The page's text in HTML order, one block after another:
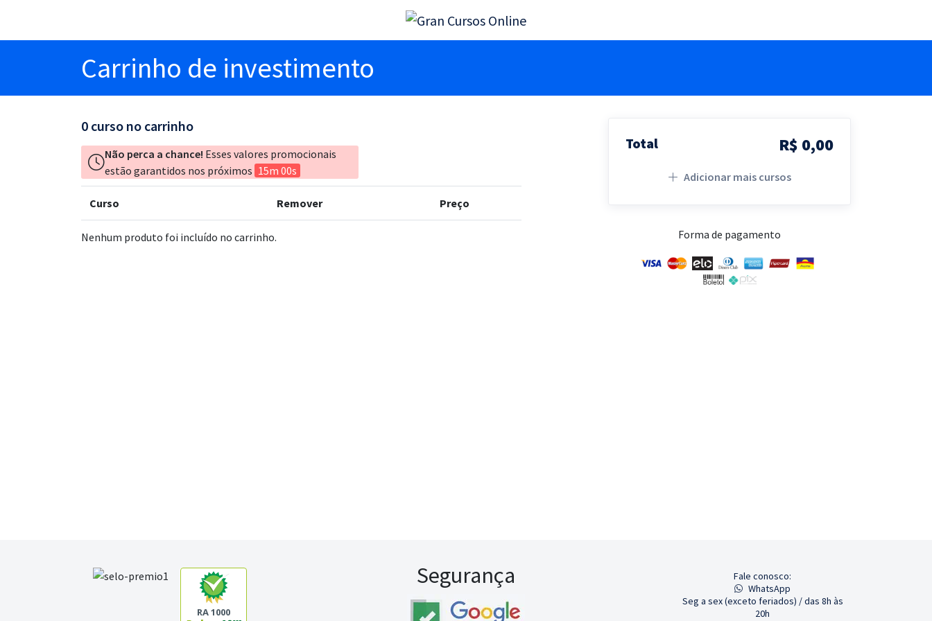
Carrinho de investimento
0 curso no carrinho
Não perca a chance! Esses valores promocionais
estão garantidos nos próximos 15m 00s
Curso Remover Preço
Nenhum produto foi incluído no carrinho.
Total R$ 0,00
Adicionar mais cursos
Forma de pagamento
RA 1000
Segurança
Fale conosco:
WhatsApp
Seg a sex (exceto feriados) / das 8h às
20h